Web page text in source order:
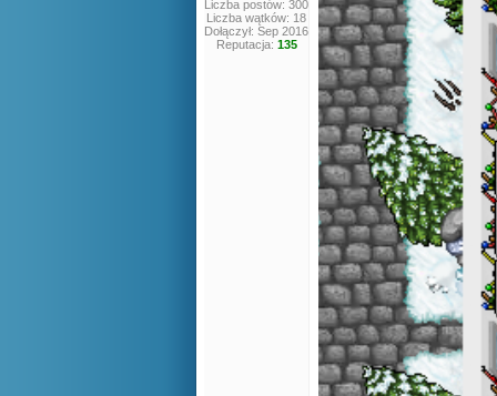
Liczba postów: 300
Liczba wątków: 18
Dołączył: Sep 2016
Reputacja: 135